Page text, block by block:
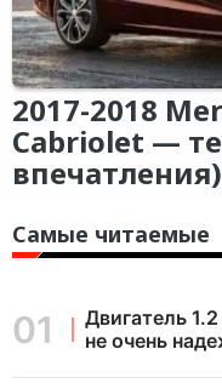
2017-2018
Cabriolet —
впечатления)
Самые читаемые
Двигатель
не очень